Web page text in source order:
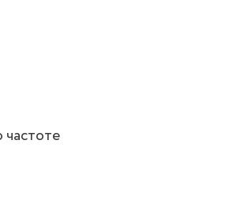
частоте